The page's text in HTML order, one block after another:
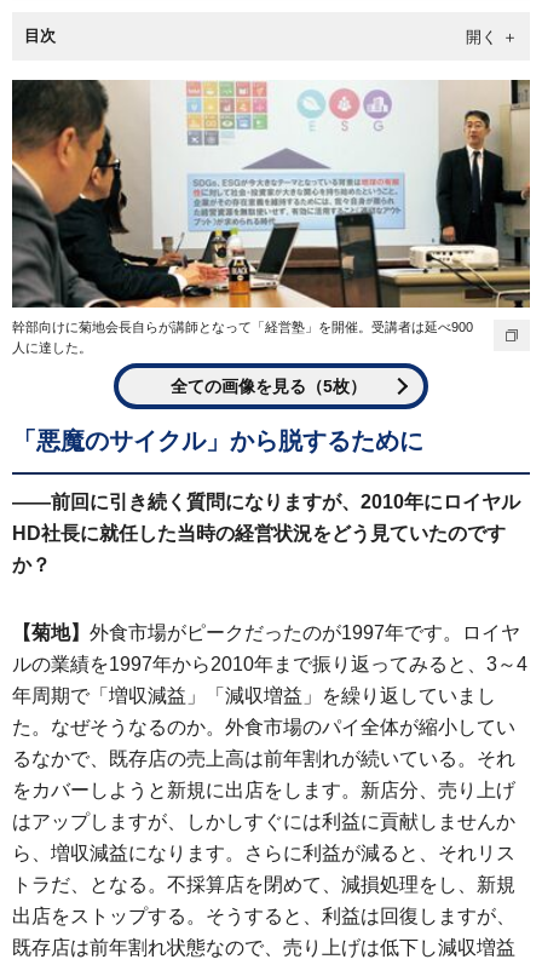
目次
幹部向けに菊地会長自らが講師となって「経営塾」を開催。受講者は延べ900
人に達した。
全ての画像を見る（5枚）
「悪魔のサイクル」から脱するために
——前回に引き続く質問になりますが、2010年にロイヤル
HD社長に就任した当時の経営状況をどう見ていたのです
か？
【菊地】 外食市場がピークだったのが1997年です。ロイヤ
ルの業績を1997年から2010年まで振り返ってみると、3～4
年周期で「増収減益」「減収増益」を繰り返していまし
た。なぜそうなるのか。外食市場のパイ全体が縮小してい
るなかで、既存店の売上高は前年割れが続いている。それ
をカバーしようと新規に出店をします。新店分、売り上げ
はアップしますが、しかしすぐには利益に貢献しませんか
ら、増収減益になります。さらに利益が減ると、それリス
トラだ、となる。不採算店を閉めて、減損処理をし、新規
出店をストップする。そうすると、利益は回復しますが、
既存店は前年割れ状態なので、売り上げは低下し減収増益